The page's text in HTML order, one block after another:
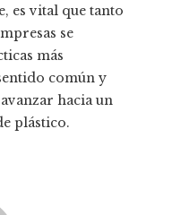
es vital que tanto
se
más
común y
hacia un
plástico.